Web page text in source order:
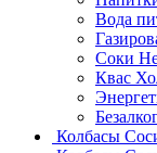
Вода
Соки
Квас
Колбасы